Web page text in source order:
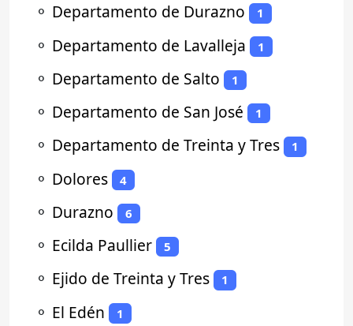
⚬ Departamento de Durazno 1
⚬ Departamento de Lavalleja 1
⚬ Departamento de Salto 1
⚬ Departamento de San José 1
⚬ Departamento de Treinta y Tres 1
⚬ Dolores 4
⚬ Durazno 6
⚬ Ecilda Paullier 5
⚬ Ejido de Treinta y Tres 1
⚬ El Edén 1